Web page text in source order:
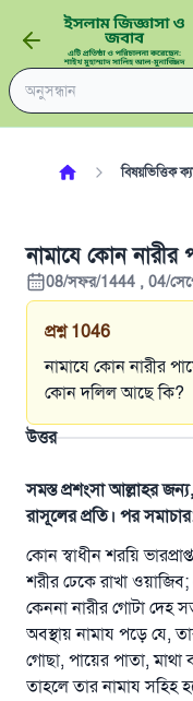
বিষয়ভিত্তিক
নামাযে কোন নারীর
08/সফর/1444 , 04/
প্রশ্ন 1046
নামাযে কোন নারীর
কোন দলিল আছে কি?
উত্তর
সমস্ত প্রশংসা আল্লাহর
রাসূলের প্রতি। পর
কোন স্বাধীন শরয়ি
শরীর ঢেকে রাখা
কেননা নারীর গোটা দেহ
অবস্থায় নামায পড়ে যে,
গোছা, পায়ের পাতা, মাথা
তাহলে তার নামায সহিহ